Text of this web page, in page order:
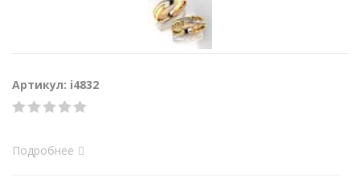
Артикул: i4832
Подробнее